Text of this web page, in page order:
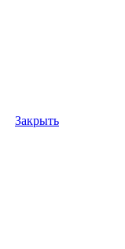
Закрыть